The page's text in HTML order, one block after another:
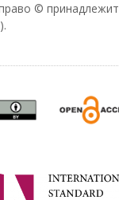
© принадлежит